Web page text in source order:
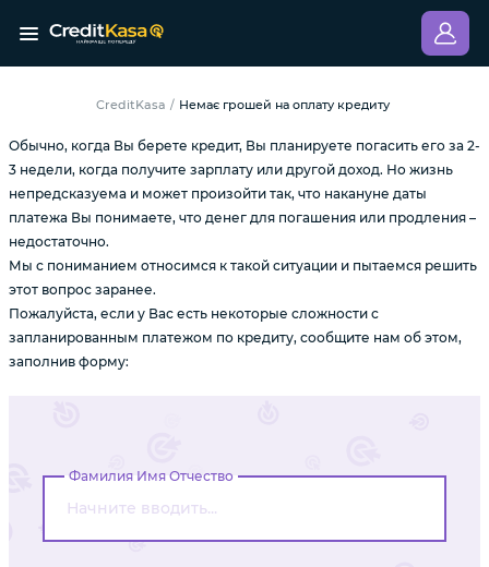
CreditKasa / Немає грошей на оплату кредиту
Обычно, когда Вы берете кредит, Вы планируете погасить его за 2-
3 недели, когда получите зарплату или другой доход. Но жизнь
непредсказуема и может произойти так, что накануне даты
платежа Вы понимаете, что денег для погашения или продления –
недостаточно.
Мы с пониманием относимся к такой ситуации и пытаемся решить
этот вопрос заранее.
Пожалуйста, если у Вас есть некоторые сложности с
запланированным платежом по кредиту, сообщите нам об этом,
заполнив форму:
Фамилия Имя Отчество